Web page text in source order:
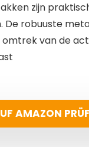
zijn
De robuuste
omtrek van de
AMAZON